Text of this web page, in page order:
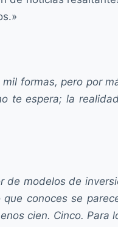
formas, pero por
te espera; la
modelos de
conoces se
cien. Cinco.